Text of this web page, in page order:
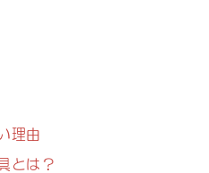
理由
とは？